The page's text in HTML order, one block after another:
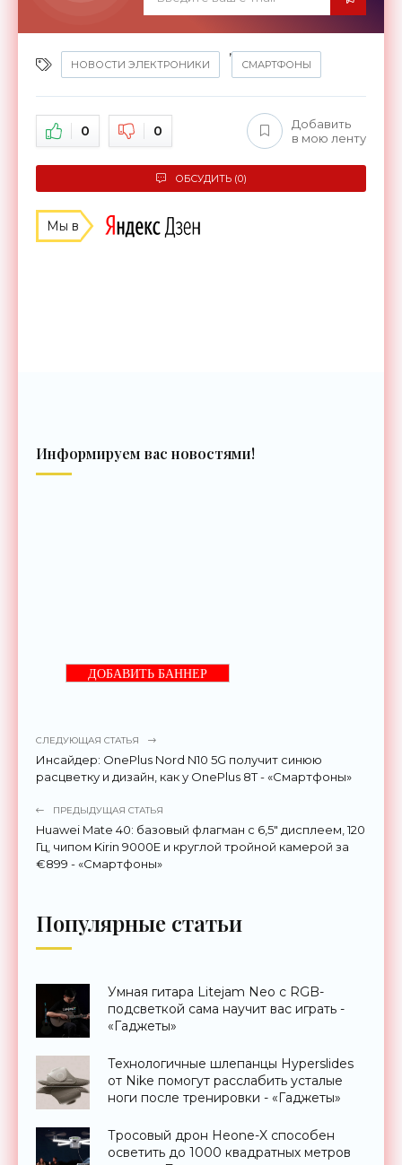
НОВОСТИ ЭЛЕКТРОНИКИ
,
СМАРТФОНЫ
0 0
Добавить
в мою ленту
ОБСУДИТЬ (0)
Мы в
Информируем вас новостями!
ДОБАВИТЬ БАННЕР
СЛЕДУЮЩАЯ СТАТЬЯ
Инсайдер: OnePlus Nord N10 5G получит синюю
расцветку и дизайн, как у OnePlus 8T - «Смартфоны»
ПРЕДЫДУЩАЯ СТАТЬЯ
Huawei Mate 40: базовый флагман с 6,5" дисплеем, 120
Гц, чипом Kirin 9000E и круглой тройной камерой за
€899 - «Смартфоны»
Популярные статьи
Умная гитара Litejam Neo с RGB-
подсветкой сама научит вас играть -
«Гаджеты»
Технологичные шлепанцы Hyperslides
от Nike помогут расслабить усталые
ноги после тренировки - «Гаджеты»
Тросовый дрон Heone-X способен
осветить до 1000 квадратных метров